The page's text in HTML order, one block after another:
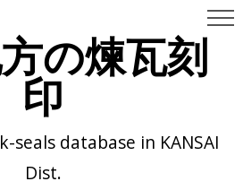
の煉瓦刻
印
seals database in KANSAI
Dist.